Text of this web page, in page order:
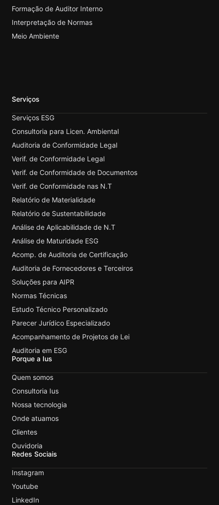
Formação de Auditor Interno
Interpretação de Normas
Meio Ambiente
Serviços
Serviços ESG
Consultoria para Licen. Ambiental
Auditoria de Conformidade Legal
Verif. de Conformidade Legal
Verif. de Conformidade de Documentos
Verif. de Conformidade nas N.T
Relatório de Materialidade
Relatório de Sustentabilidade
Análise de Aplicabilidade de N.T
Análise de Maturidade ESG
Acomp. de Auditoria de Certificação
Auditoria de Fornecedores e Terceiros
Soluções para AIPR
Normas Técnicas
Estudo Técnico Personalizado
Parecer Jurídico Especializado
Acompanhamento de Projetos de Lei
Auditoria em ESG
Porque a Ius
Quem somos
Consultoria Ius
Nossa tecnologia
Onde atuamos
Clientes
Ouvidoria
Redes Sociais
Instagram
Youtube
LinkedIn